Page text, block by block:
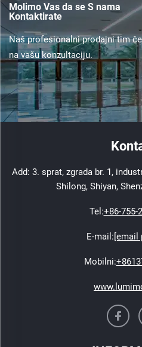
Molimo Vas da se S nama
Kontaktirate
Naš profesionalni prodajni tim
na vašu konzultaciju.
Add: 3. sprat, zgrada br. 1,
Shilong, Shiyan,
Tel:+86-755-
E-mail:[email
Mobilni: